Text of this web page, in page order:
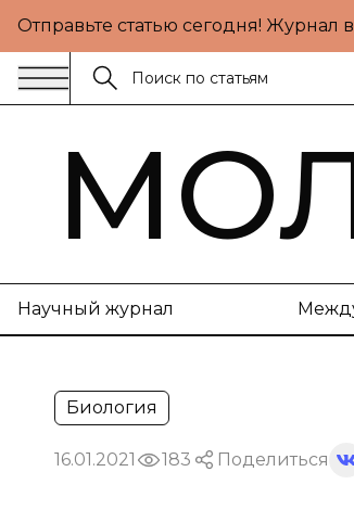
Отправьте статью сегодня! Журнал
Научный журнал
Биология
16.01.2021 183 Поделиться